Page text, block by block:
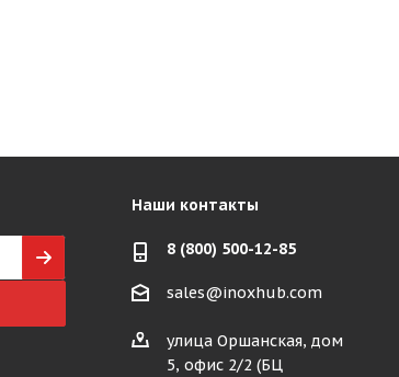
Наши контакты
8 (800) 500-12-85
sales@inoxhub.com
улица Оршанская, дом
5, офис 2/2 (БЦ